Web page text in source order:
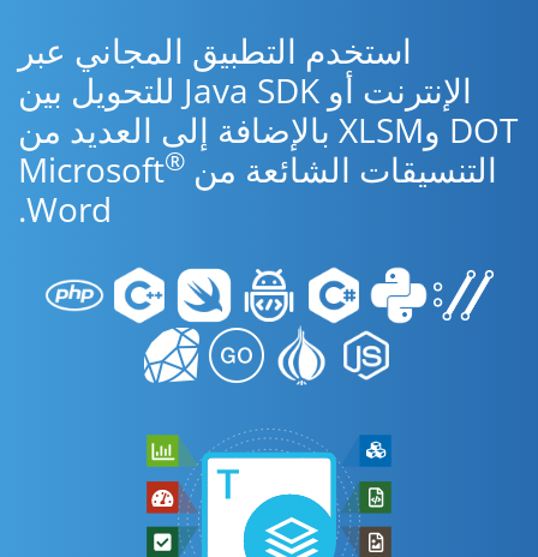
استخدم التطبيق المجاني عبر
الإنترنت أو Java SDK للتحويل بين
DOT وXLSM بالإضافة إلى العديد من
التنسيقات الشائعة من Microsoft ®
Word.